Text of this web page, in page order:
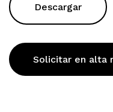
Descargar
Solicitar en alta